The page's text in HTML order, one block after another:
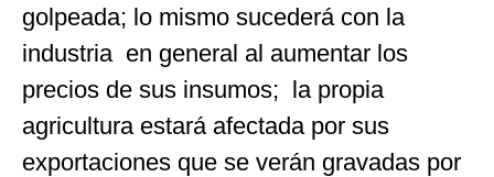
golpeada; lo mismo sucederá con la
industria en general al aumentar los
precios de sus insumos; la propia
agricultura estará afectada por sus
exportaciones que se verán gravadas por